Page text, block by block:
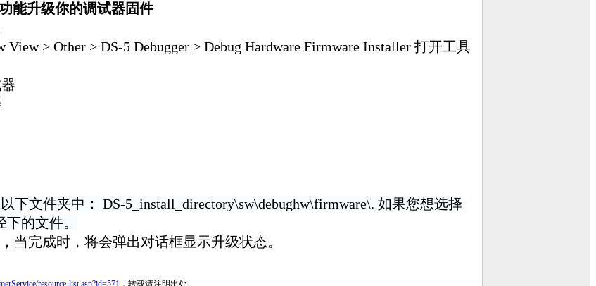
能升级你的调试器固件
> Other > DS-5 Debugger > Debug Hardware Firmware Installer 打开工具
下文件夹中： DS-5_install_directory\sw\debughw\firmware\. 如果您想选择
的文件。
当完成时，将会弹出对话框显示升级状态。
resource-list.asp?id=571 ，转载请注明出处。